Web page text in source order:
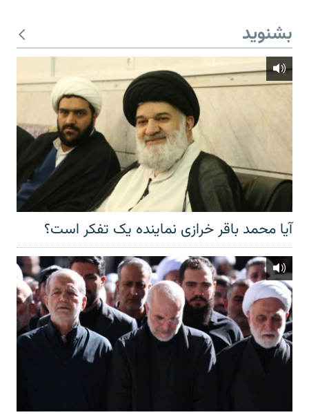
بشنوید
آیا محمد باقر خرازی نماینده یک تفکر است؟